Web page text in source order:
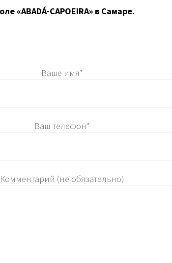
«ABADÁ-CAPOEIRA» в Самаре.
Ваше имя*
Ваш телефон*
Комментарий (не обязательно)